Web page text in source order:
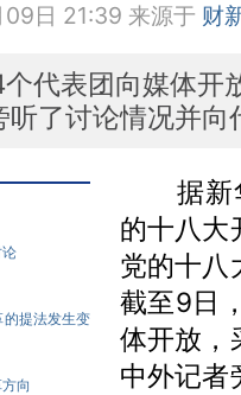
09日 21:39 来源于 财
代表团向媒体开
听了讨论情况并向
的提法发生变
向
据新华
的十八大
党的十八
截至9日
体开放，
中外记者